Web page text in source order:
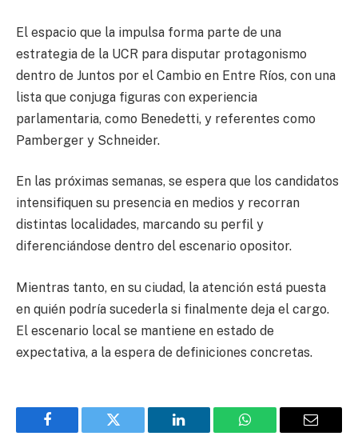
El espacio que la impulsa forma parte de una
estrategia de la UCR para disputar protagonismo
dentro de Juntos por el Cambio en Entre Ríos, con una
lista que conjuga figuras con experiencia
parlamentaria, como Benedetti, y referentes como
Pamberger y Schneider.
En las próximas semanas, se espera que los candidatos
intensifiquen su presencia en medios y recorran
distintas localidades, marcando su perfil y
diferenciándose dentro del escenario opositor.
Mientras tanto, en su ciudad, la atención está puesta
en quién podría sucederla si finalmente deja el cargo.
El escenario local se mantiene en estado de
expectativa, a la espera de definiciones concretas.
Facebook Twitter LinkedIn WhatsApp Email